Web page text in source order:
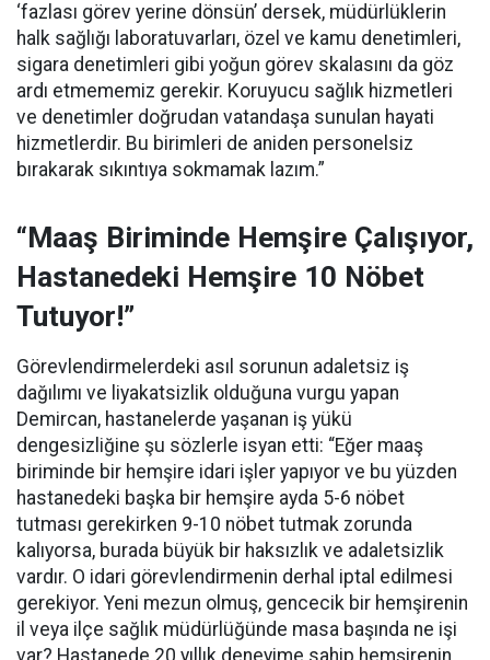
‘fazlası görev yerine dönsün’ dersek, müdürlüklerin
halk sağlığı laboratuvarları, özel ve kamu denetimleri,
sigara denetimleri gibi yoğun görev skalasını da göz
ardı etmememiz gerekir. Koruyucu sağlık hizmetleri
ve denetimler doğrudan vatandaşa sunulan hayati
hizmetlerdir. Bu birimleri de aniden personelsiz
bırakarak sıkıntıya sokmamak lazım.”
“Maaş Biriminde Hemşire Çalışıyor,
Hastanedeki Hemşire 10 Nöbet
Tutuyor!”
Görevlendirmelerdeki asıl sorunun adaletsiz iş
dağılımı ve liyakatsizlik olduğuna vurgu yapan
Demircan, hastanelerde yaşanan iş yükü
dengesizliğine şu sözlerle isyan etti: “Eğer maaş
biriminde bir hemşire idari işler yapıyor ve bu yüzden
hastanedeki başka bir hemşire ayda 5-6 nöbet
tutması gerekirken 9-10 nöbet tutmak zorunda
kalıyorsa, burada büyük bir haksızlık ve adaletsizlik
vardır. O idari görevlendirmenin derhal iptal edilmesi
gerekiyor. Yeni mezun olmuş, gencecik bir hemşirenin
il veya ilçe sağlık müdürlüğünde masa başında ne işi